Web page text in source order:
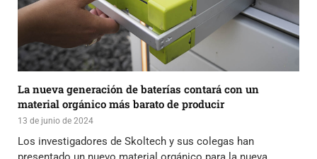
La nueva generación de baterías contará con un
material orgánico más barato de producir
13 de junio de 2024
Los investigadores de Skoltech y sus colegas han